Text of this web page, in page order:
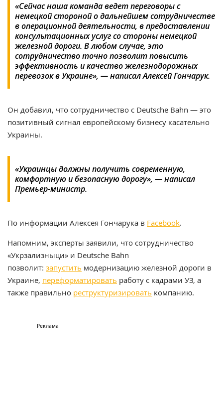
«Сейчас наша команда ведет переговоры с
немецкой стороной о дальнейшем сотрудничестве
в операционной деятельности, в предоставлении
консультационных услуг со стороны немецкой
железной дороги. В любом случае, это
сотрудничество точно позволит повысить
эффективность и качество железнодорожных
перевозок в Украине», — написал Алексей Гончарук.
Он добавил, что сотрудничество с Deutsche Bahn — это
позитивный сигнал европейскому бизнесу касательно
Украины.
«Украинцы должны получить современную,
комфортную и безопасную дорогу», — написал
Премьер-министр.
По информации Алексея Гончарука в Facebook.
Напомним, эксперты заявили, что сотрудничество
«Укрзализныци» и Deutsche Bahn
позволит: запустить модернизацию железной дороги в
Украине, переформатировать работу с кадрами УЗ, а
также правильно реструктуризировать компанию.